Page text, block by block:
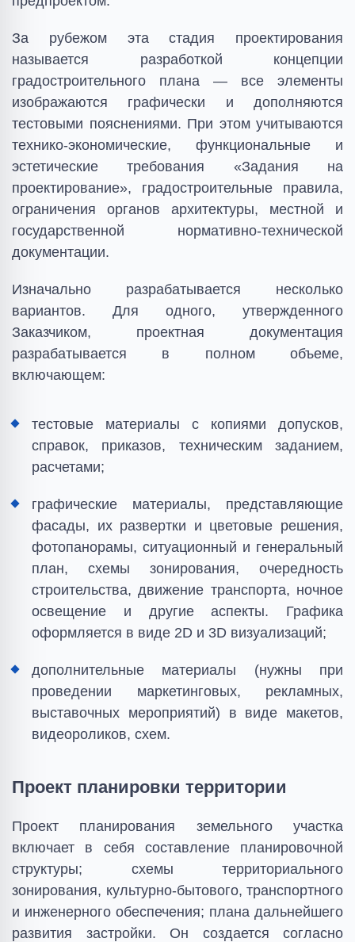
За рубежом эта стадия проектирования
называется разработкой концепции
градостроительного плана — все элементы
изображаются графически и дополняются
тестовыми пояснениями. При этом учитываются
технико-экономические, функциональные и
эстетические требования «Задания на
проектирование», градостроительные правила,
ограничения органов архитектуры, местной и
государственной нормативно-технической
документации.
Изначально разрабатывается несколько
вариантов. Для одного, утвержденного
Заказчиком, проектная документация
разрабатывается в полном объеме,
включающем:
тестовые материалы с копиями допусков,
справок, приказов, техническим заданием,
расчетами;
графические материалы, представляющие
фасады, их развертки и цветовые решения,
фотопанорамы, ситуационный и генеральный
план, схемы зонирования, очередность
строительства, движение транспорта, ночное
освещение и другие аспекты. Графика
оформляется в виде 2D и 3D визуализаций;
дополнительные материалы (нужны при
проведении маркетинговых, рекламных,
выставочных мероприятий) в виде макетов,
видеороликов, схем.
Проект планировки территории
Проект планирования земельного участка
включает в себя составление планировочной
структуры; схемы территориального
зонирования, культурно-бытового, транспортного
и инженерного обеспечения; плана дальнейшего
развития застройки. Он создается согласно